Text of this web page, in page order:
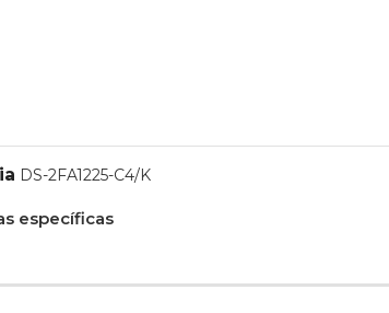
DS-2FA1225-C4/K
específicas